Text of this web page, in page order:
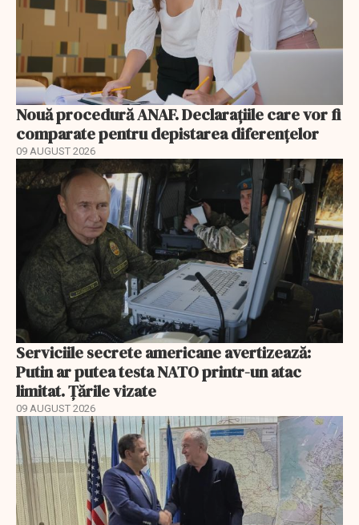
Nouă procedură ANAF. Declarațiile care vor fi
comparate pentru depistarea diferențelor
09 AUGUST 2026
Serviciile secrete americane avertizează:
Putin ar putea testa NATO printr-un atac
limitat. Țările vizate
09 AUGUST 2026